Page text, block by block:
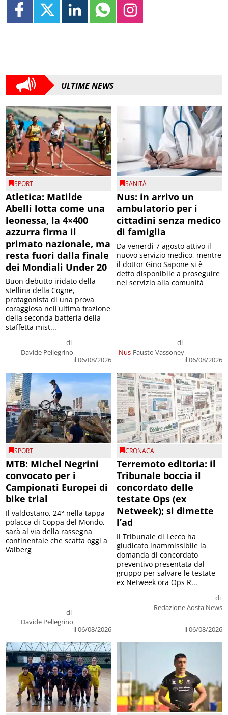
ULTIME NEWS
SPORT
Atletica: Matilde
Abelli lotta come una
leonessa, la 4×400
azzurra firma il
primato nazionale, ma
resta fuori dalla finale
dei Mondiali Under 20
di
Davide Pellegrino
il 06/08/2026
Buon debutto iridato della
stellina della Cogne,
protagonista di una prova
coraggiosa nell'ultima frazione
della seconda batteria della
staffetta mist...
SANITÀ
Nus: in arrivo un
ambulatorio per i
cittadini senza medico
di famiglia
Nus
di
Fausto Vassoney
il 06/08/2026
Da venerdì 7 agosto attivo il
nuovo servizio medico, mentre
il dottor Gino Sapone si è
detto disponibile a proseguire
nel servizio alla comunità
SPORT
MTB: Michel Negrini
convocato per i
Campionati Europei di
bike trial
di
Davide Pellegrino
il 06/08/2026
Il valdostano, 24° nella tappa
polacca di Coppa del Mondo,
sarà al via della rassegna
continentale che scatta oggi a
Valberg
CRONACA
Terremoto editoria: il
Tribunale boccia il
concordato delle
testate Ops (ex
Netweek); si dimette
l’ad
di
Redazione Aosta News
il 06/08/2026
Il Tribunale di Lecco ha
giudicato inammissibile la
domanda di concordato
preventivo presentata dal
gruppo per salvare le testate
ex Netweek ora Ops R...